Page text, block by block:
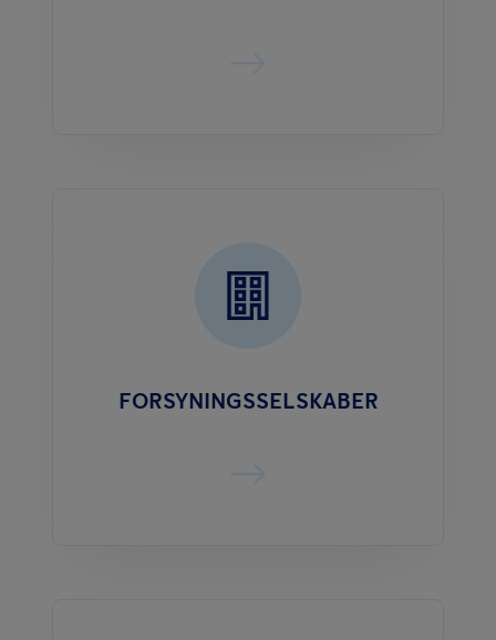
FORSYNINGSSELSKABER